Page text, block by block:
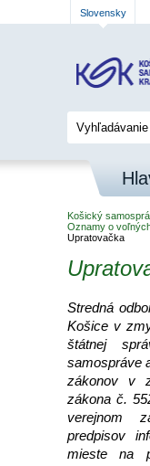
Slovensky
Košický
Oznamy o
Upratovačka
Stredná
Košice v
štátnej
samospráve
zákonov v
zákona č.
verejnom
predpisov
mieste na